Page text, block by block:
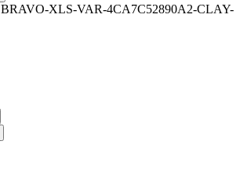
BRAVO-XLS-VAR-4CA7C52890A2-CLAY-